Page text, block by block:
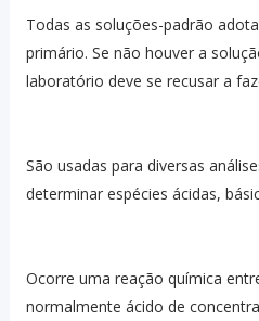
Todas as soluções-padrão
primário. Se não houver a
laboratório deve se recusar a
São usadas para diversas
determinar espécies ácidas,
Ocorre uma reação química
normalmente ácido de